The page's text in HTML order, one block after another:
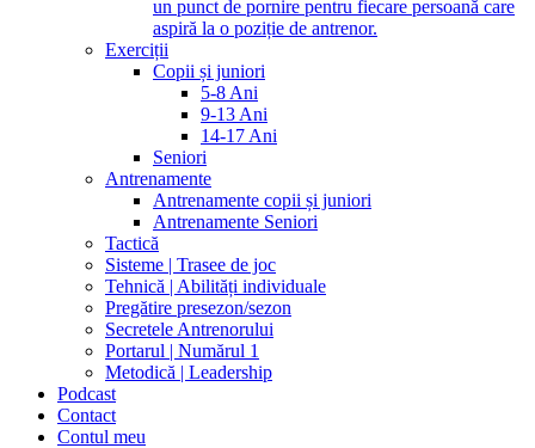
un punct de pornire pentru fiecare persoană care
aspiră la o poziție de antrenor.
Exerciții
Copii și juniori
5-8 Ani
9-13 Ani
14-17 Ani
Seniori
Antrenamente
Antrenamente copii și juniori
Antrenamente Seniori
Tactică
Sisteme | Trasee de joc
Tehnică | Abilități individuale
Pregătire presezon/sezon
Secretele Antrenorului
Portarul | Numărul 1
Metodică | Leadership
Podcast
Contact
Contul meu